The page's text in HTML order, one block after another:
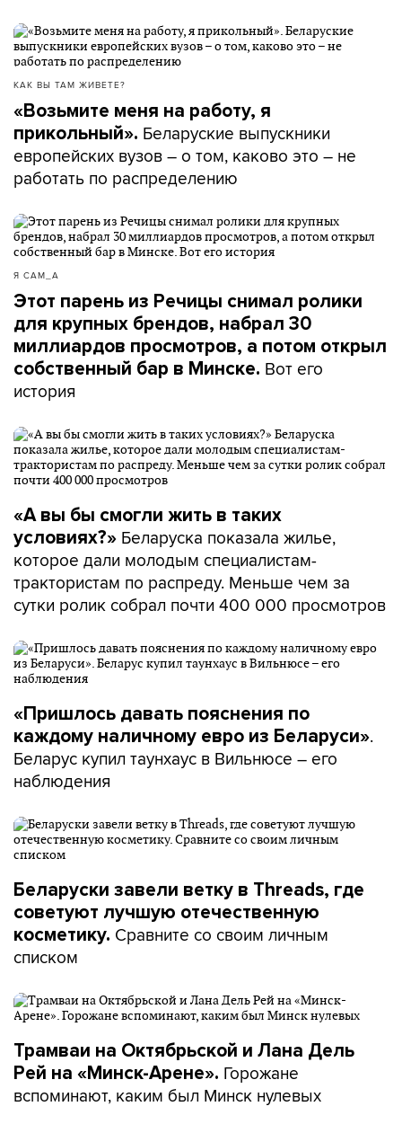
КАК ВЫ ТАМ ЖИВЕТЕ?
«Возьмите меня на работу, я
прикольный». Беларуские выпускники
европейских вузов – о том, каково это – не
работать по распределению
Я САМ_А
Этот парень из Речицы снимал ролики
для крупных брендов, набрал 30
миллиардов просмотров, а потом открыл
собственный бар в Минске. Вот его
история
«А вы бы смогли жить в таких
условиях?» Беларуска показала жилье,
которое дали молодым специалистам-
трактористам по распреду. Меньше чем за
сутки ролик собрал почти 400 000 просмотров
«Пришлось давать пояснения по
каждому наличному евро из Беларуси».
Беларус купил таунхаус в Вильнюсе – его
наблюдения
Беларуски завели ветку в Threads, где
советуют лучшую отечественную
косметику. Сравните со своим личным
списком
Трамваи на Октябрьской и Лана Дель
Рей на «Минск-Арене». Горожане
вспоминают, каким был Минск нулевых